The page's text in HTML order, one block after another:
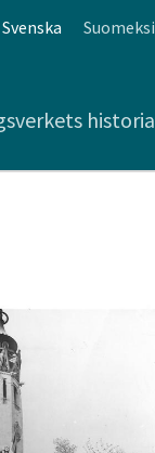
Svenska Suomeksi
historia